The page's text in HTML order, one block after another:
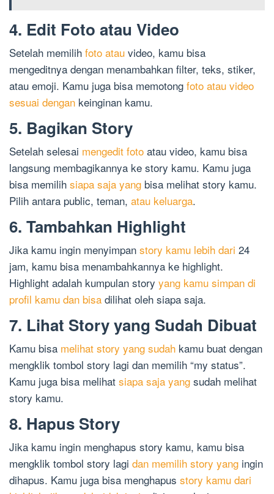
4. Edit Foto atau Video
Setelah memilih foto atau video, kamu bisa
mengeditnya dengan menambahkan filter, teks, stiker,
atau emoji. Kamu juga bisa memotong foto atau video
sesuai dengan keinginan kamu.
5. Bagikan Story
Setelah selesai mengedit foto atau video, kamu bisa
langsung membagikannya ke story kamu. Kamu juga
bisa memilih siapa saja yang bisa melihat story kamu.
Pilih antara public, teman, atau keluarga.
6. Tambahkan Highlight
Jika kamu ingin menyimpan story kamu lebih dari 24
jam, kamu bisa menambahkannya ke highlight.
Highlight adalah kumpulan story yang kamu simpan di
profil kamu dan bisa dilihat oleh siapa saja.
7. Lihat Story yang Sudah Dibuat
Kamu bisa melihat story yang sudah kamu buat dengan
mengklik tombol story lagi dan memilih “my status”.
Kamu juga bisa melihat siapa saja yang sudah melihat
story kamu.
8. Hapus Story
Jika kamu ingin menghapus story kamu, kamu bisa
mengklik tombol story lagi dan memilih story yang ingin
dihapus. Kamu juga bisa menghapus story kamu dari